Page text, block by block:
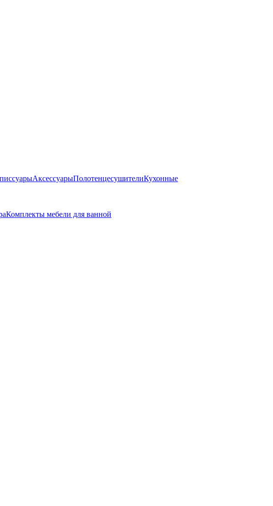
АксессуарыПолотенцесушителиКухонные
Комплекты мебели для ванной